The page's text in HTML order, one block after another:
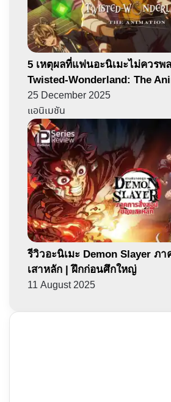
5 เหตุผลที่แฟนอะนิเมะไม่ควรพ
Twisted-Wonderland: The
25 December 2025
แอนิเมชัน
รีวิวอะนิเมะ Demon Slayer ภ
เสาหลัก | ฝึกก่อนศึกใหญ่
11 August 2025